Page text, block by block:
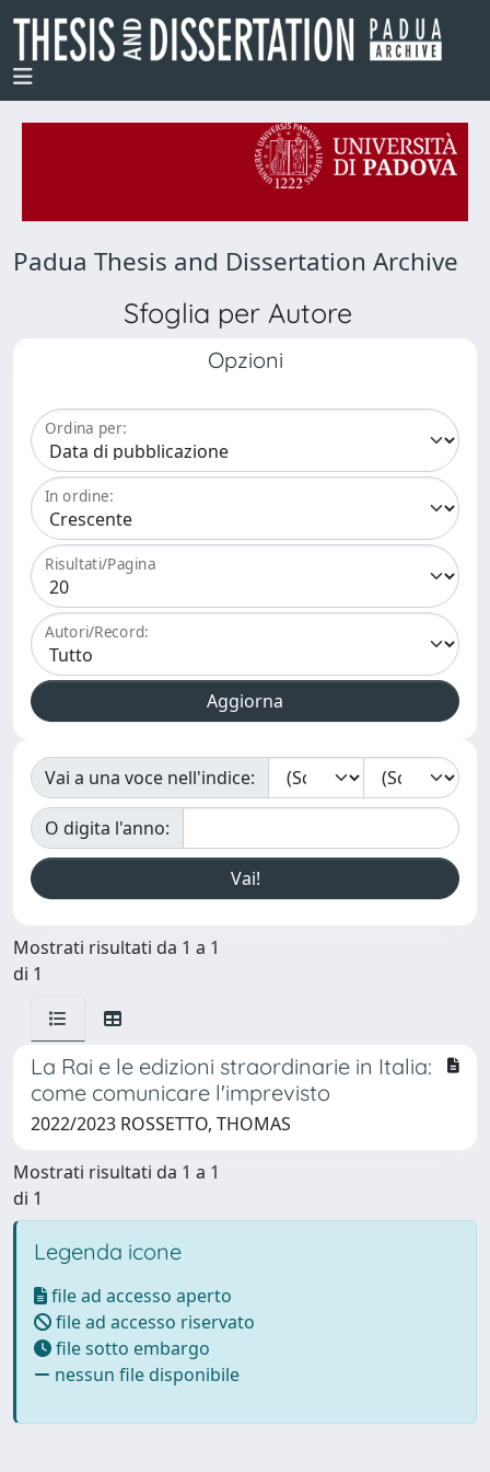
Padua Thesis and Dissertation Archive
Sfoglia per Autore
Opzioni
Ordina per:
In ordine:
Risultati/Pagina
Autori/Record:
Vai a una voce nell'indice:
O digita l'anno:
Mostrati risultati da 1 a 1
di 1
La Rai e le edizioni straordinarie in Italia:
come comunicare l'imprevisto
2022/2023 ROSSETTO, THOMAS
Mostrati risultati da 1 a 1
di 1
Legenda icone
file ad accesso aperto
file ad accesso riservato
file sotto embargo
nessun file disponibile